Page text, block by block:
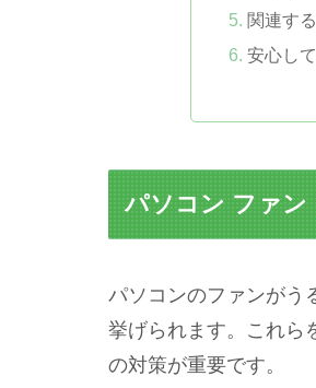
関連す
安心し
パソコン ファン
パソコンのファンがう
挙げられます。これら
の対策が重要です。